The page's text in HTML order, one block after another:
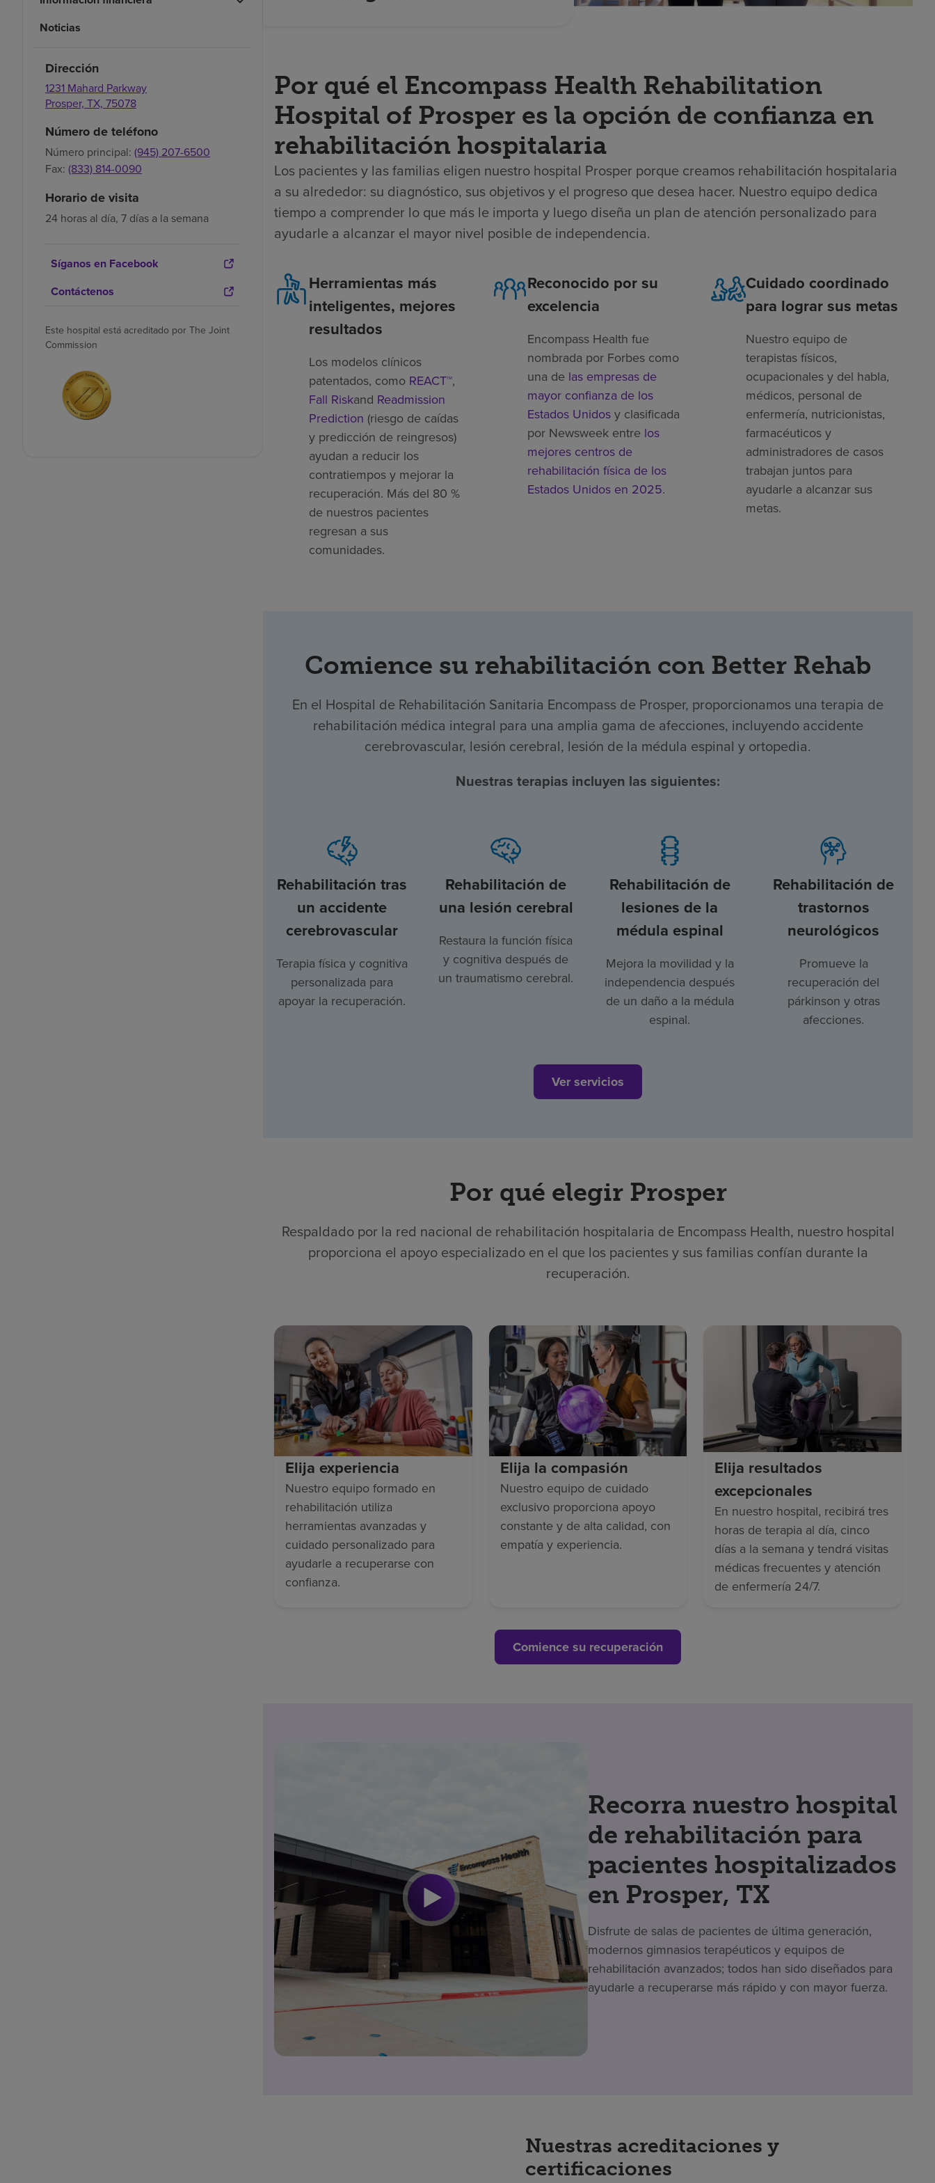
Noticias
Dirección
1231 Mahard Parkway
Prosper, TX, 75078
Número de teléfono
Número principal: (945) 207-6500
Fax: (833) 814-0090
Horario de visita
24 horas al día, 7 días a la semana
Síganos en Facebook
Contáctenos
Este hospital está acreditado por The Joint
Commission
Por qué el Encompass Health Rehabilitation
Hospital of Prosper es la opción de confianza en
rehabilitación hospitalaria
Los pacientes y las familias eligen nuestro hospital Prosper porque creamos rehabilitación hospitalaria
a su alrededor: su diagnóstico, sus objetivos y el progreso que desea hacer. Nuestro equipo dedica
tiempo a comprender lo que más le importa y luego diseña un plan de atención personalizado para
ayudarle a alcanzar el mayor nivel posible de independencia.
Herramientas más
inteligentes, mejores
resultados
Los modelos clínicos
patentados, como REACT™,
Fall Riskand Readmission
Prediction (riesgo de caídas
y predicción de reingresos)
ayudan a reducir los
contratiempos y mejorar la
recuperación. Más del 80 %
de nuestros pacientes
regresan a sus
comunidades.
Reconocido por su
excelencia
Encompass Health fue
nombrada por Forbes como
una de las empresas de
mayor confianza de los
Estados Unidosy clasificada
por Newsweek entre los
mejores centros de
rehabilitación física de los
Estados Unidos en 2025.
Cuidado coordinado
para lograr sus metas
Nuestro equipo de
terapistas físicos,
ocupacionales y del habla,
médicos, personal de
enfermería, nutricionistas,
farmacéuticos y
administradores de casos
trabajan juntos para
ayudarle a alcanzar sus
metas.
Comience su rehabilitación con Better Rehab
En el Hospital de Rehabilitación Sanitaria Encompass de Prosper, proporcionamos una terapia de
rehabilitación médica integral para una amplia gama de afecciones, incluyendo accidente
cerebrovascular, lesión cerebral, lesión de la médula espinal y ortopedia.
Nuestras terapias incluyen las siguientes:
Rehabilitación tras
un accidente
cerebrovascular
Terapia física y cognitiva
personalizada para
apoyar la recuperación.
Rehabilitación de
una lesión cerebral
Restaura la función física
y cognitiva después de
un traumatismo cerebral.
Rehabilitación de
lesiones de la
médula espinal
Mejora la movilidad y la
independencia después
de un daño a la médula
espinal.
Rehabilitación de
trastornos
neurológicos
Promueve la
recuperación del
párkinson y otras
afecciones.
Ver servicios
Por qué elegir Prosper
Respaldado por la red nacional de rehabilitación hospitalaria de Encompass Health, nuestro hospital
proporciona el apoyo especializado en el que los pacientes y sus familias confían durante la
recuperación.
Elija experiencia
Nuestro equipo formado en
rehabilitación utiliza
herramientas avanzadas y
cuidado personalizado para
ayudarle a recuperarse con
confianza.
Elija la compasión
Nuestro equipo de cuidado
exclusivo proporciona apoyo
constante y de alta calidad, con
empatía y experiencia.
Elija resultados
excepcionales
En nuestro hospital, recibirá tres
horas de terapia al día, cinco
días a la semana y tendrá visitas
médicas frecuentes y atención
de enfermería 24/7.
Comience su recuperación
Recorra nuestro hospital
de rehabilitación para
pacientes hospitalizados
en Prosper, TX
Disfrute de salas de pacientes de última generación,
modernos gimnasios terapéuticos y equipos de
rehabilitación avanzados; todos han sido diseñados para
ayudarle a recuperarse más rápido y con mayor fuerza.
Nuestras acreditaciones y
certificaciones